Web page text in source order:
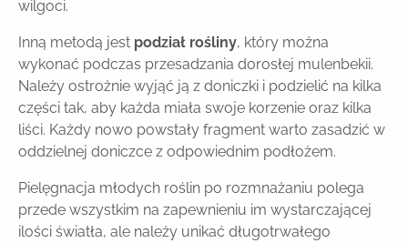
wilgoci.
Inną metodą jest podział rośliny, który można
wykonać podczas przesadzania dorosłej mulenbekii.
Należy ostrożnie wyjąć ją z doniczki i podzielić na kilka
części tak, aby każda miała swoje korzenie oraz kilka
liści. Każdy nowo powstały fragment warto zasadzić w
oddzielnej doniczce z odpowiednim podłożem.
Pielęgnacja młodych roślin po rozmnażaniu polega
przede wszystkim na zapewnieniu im wystarczającej
ilości światła, ale należy unikać długotrwałego